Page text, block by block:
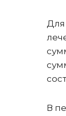
Для
В